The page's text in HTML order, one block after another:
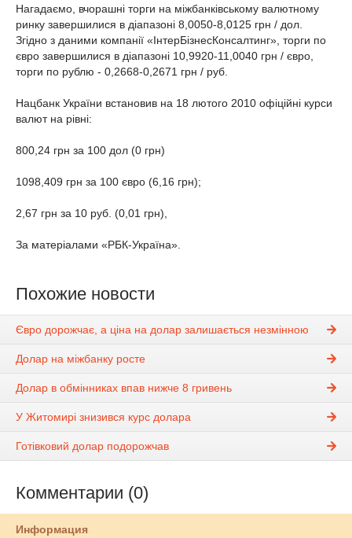
Нагадаємо, вчорашні торги на міжбанківському валютному
ринку завершилися в діапазоні 8,0050-8,0125 грн / дол.
Згідно з даними компанії «ІнтерБізнесКонсалтинг», торги по
євро завершилися в діапазоні 10,9920-11,0040 грн / євро,
торги по рублю - 0,2668-0,2671 грн / руб.
Нацбанк України встановив на 18 лютого 2010 офіційні курси
валют на рівні:
800,24 грн за 100 дол (0 грн)
1098,409 грн за 100 євро (6,16 грн);
2,67 грн за 10 руб. (0,01 грн),
За матеріалами «РБК-Україна».
Похожие новости
Євро дорожчає, а ціна на долар залишається незмінною
Долар на міжбанку росте
Долар в обмінниках впав нижче 8 гривень
У Житомирі знизився курс долара
Готівковий долар подорожчав
Комментарии (0)
Информация